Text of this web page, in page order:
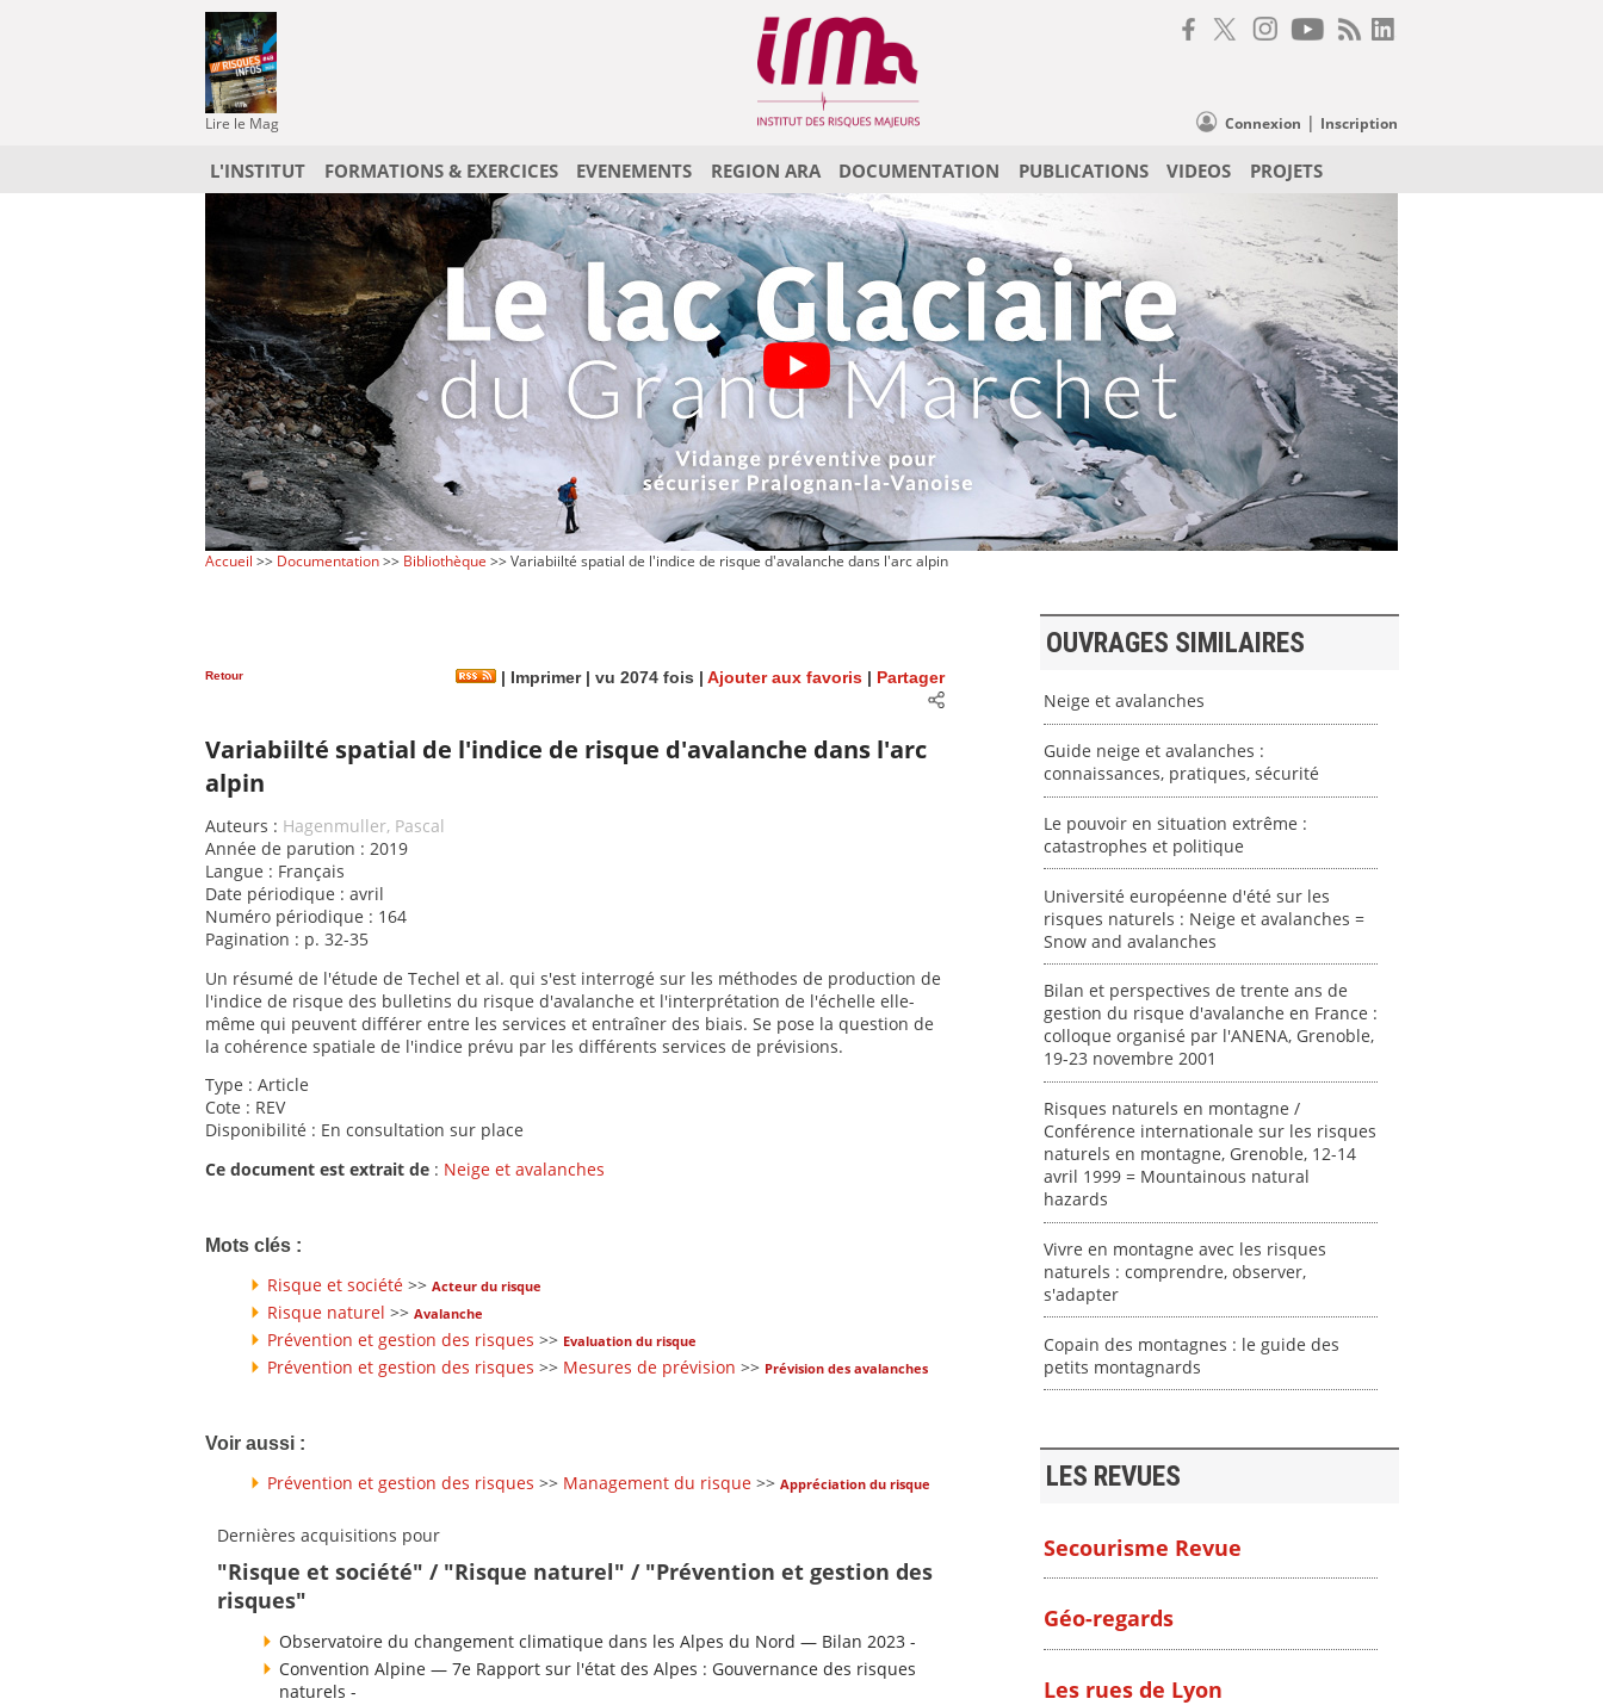
Lire le Mag Connexion | Inscription
L'INSTITUT FORMATIONS & EXERCICES EVENEMENTS REGION ARA DOCUMENTATION PUBLICATIONS VIDEOS PROJETS
Accueil >> Documentation>> Bibliothèque >> Variabiilté spatial de l'indice de risque d'avalanche dans l'arc alpin
Retour Imprimer| vu 2074 fois | Ajouter aux favoris Partager
Variabiilté spatial de l'indice de risque d'avalanche dans l'arc
alpin
Auteurs : Hagenmuller, Pascal
Année de parution : 2019
Langue : Français
Date périodique : avril
Numéro périodique : 164
Pagination : p. 32-35
Un résumé de l'étude de Techel et al. qui s'est interrogé sur les méthodes de production de
l'indice de risque des bulletins du risque d'avalanche et l'interprétation de l'échelle elle-
même qui peuvent différer entre les services et entraîner des biais. Se pose la question de
la cohérence spatiale de l'indice prévu par les différents services de prévisions.
Type : Article
Cote : REV
Disponibilité : En consultation sur place
Ce document est extrait de : Neige et avalanches
Mots clés :
Risque et société >> Acteur du risque
Risque naturel >> Avalanche
Prévention et gestion des risques >> Evaluation du risque
Prévention et gestion des risques >> Mesures de prévision >> Prévision des avalanches
Voir aussi :
Prévention et gestion des risques >> Management du risque >> Appréciation du risque
Dernières acquisitions pour
"Risque et société" / "Risque naturel" / "Prévention et gestion des
risques"
Observatoire du changement climatique dans les Alpes du Nord — Bilan 2023 -
Convention Alpine — 7e Rapport sur l'état des Alpes : Gouvernance des risques
naturels -
OUVRAGES SIMILAIRES
Neige et avalanches
Guide neige et avalanches :
connaissances, pratiques, sécurité
Le pouvoir en situation extrême :
catastrophes et politique
Université européenne d'été sur les
risques naturels : Neige et avalanches =
Snow and avalanches
Bilan et perspectives de trente ans de
gestion du risque d'avalanche en France :
colloque organisé par l'ANENA, Grenoble,
19-23 novembre 2001
Risques naturels en montagne /
Conférence internationale sur les risques
naturels en montagne, Grenoble, 12-14
avril 1999 = Mountainous natural
hazards
Vivre en montagne avec les risques
naturels : comprendre, observer,
s'adapter
Copain des montagnes : le guide des
petits montagnards
LES REVUES
Secourisme Revue
Géo-regards
Les rues de Lyon